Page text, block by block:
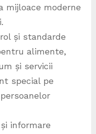
mijloace moderne
și standarde
alimente,
și servicii
special pe
informare